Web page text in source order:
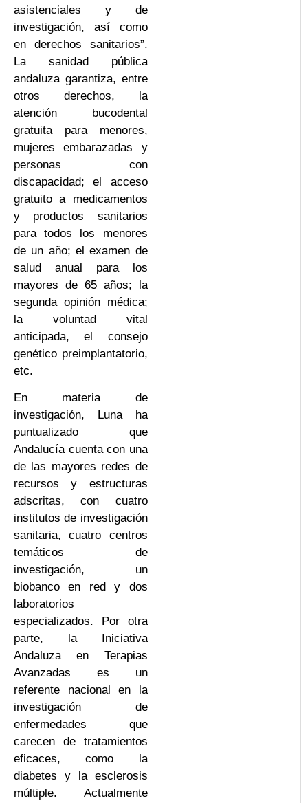
asistenciales y de
investigación, así como
en derechos sanitarios”.
La sanidad pública
andaluza garantiza, entre
otros derechos, la
atención bucodental
gratuita para menores,
mujeres embarazadas y
personas con
discapacidad; el acceso
gratuito a medicamentos
y productos sanitarios
para todos los menores
de un año; el examen de
salud anual para los
mayores de 65 años; la
segunda opinión médica;
la voluntad vital
anticipada, el consejo
genético preimplantatorio,
etc.
En materia de
investigación, Luna ha
puntualizado que
Andalucía cuenta con una
de las mayores redes de
recursos y estructuras
adscritas, con cuatro
institutos de investigación
sanitaria, cuatro centros
temáticos de
investigación, un
biobanco en red y dos
laboratorios
especializados. Por otra
parte, la Iniciativa
Andaluza en Terapias
Avanzadas es un
referente nacional en la
investigación de
enfermedades que
carecen de tratamientos
eficaces, como la
diabetes y la esclerosis
múltiple. Actualmente